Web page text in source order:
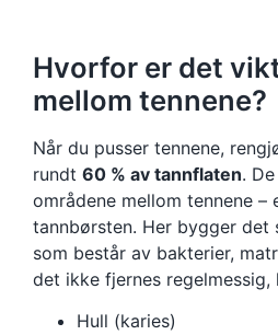
Hvorfor er det
mellom tennene?
Når du pusser tennene,
rundt 60 % av tannflaten.
områdene mellom tennene
tannbørsten. Her bygger det
som består av bakterier,
det ikke fjernes
Hull (karies)